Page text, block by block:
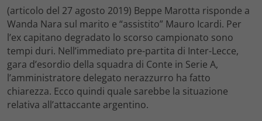
(articolo del 27 agosto 2019) Beppe Marotta risponde a
Wanda Nara sul marito e “assistito” Mauro Icardi. Per
l’ex capitano degradato lo scorso campionato sono
tempi duri. Nell’immediato pre-partita di Inter-Lecce,
gara d’esordio della squadra di Conte in Serie A,
l’amministratore delegato nerazzurro ha fatto
chiarezza. Ecco quindi quale sarebbe la situazione
relativa all’attaccante argentino.